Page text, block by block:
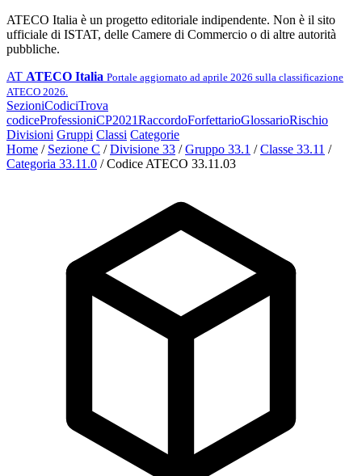
ATECO Italia è un progetto editoriale indipendente. Non è il sito
ufficiale di ISTAT, delle Camere di Commercio o di altre autorità
pubbliche.
AT ATECO Italia Portale aggiornato ad aprile 2026 sulla classificazione
ATECO 2026.
SezioniCodiciTrova
codiceProfessioniCP2021RaccordoForfettarioGlossarioRischio
Divisioni Gruppi Classi Categorie
Home / Sezione C / Divisione 33 / Gruppo 33.1 / Classe 33.11 /
Categoria 33.11.0 / Codice ATECO 33.11.03